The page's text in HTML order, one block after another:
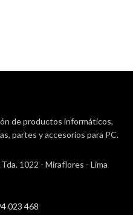
de productos informáticos,
partes y accesorios para PC.
1022 - Miraflores - Lima
023 468